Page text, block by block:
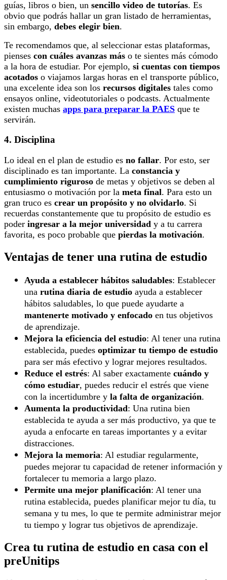
guías, libros o bien, un sencillo video de tutorías. Es
obvio que podrás hallar un gran listado de herramientas,
sin embargo, debes elegir bien.
Te recomendamos que, al seleccionar estas plataformas,
pienses con cuáles avanzas más o te sientes más cómodo
a la hora de estudiar. Por ejemplo, si cuentas con tiempos
acotados o viajamos largas horas en el transporte público,
una excelente idea son los recursos digitales tales como
ensayos online, videotutoriales o podcasts. Actualmente
existen muchas apps para preparar la PAES que te
servirán.
4. Disciplina
Lo ideal en el plan de estudio es no fallar. Por esto, ser
disciplinado es tan importante. La constancia y
cumplimiento riguroso de metas y objetivos se deben al
entusiasmo o motivación por la meta final. Para esto un
gran truco es crear un propósito y no olvidarlo. Si
recuerdas constantemente que tu propósito de estudio es
poder ingresar a la mejor universidad y a tu carrera
favorita, es poco probable que pierdas la motivación.
Ventajas de tener una rutina de estudio
Ayuda a establecer hábitos saludables: Establecer
una rutina diaria de estudio ayuda a establecer
hábitos saludables, lo que puede ayudarte a
mantenerte motivado y enfocado en tus objetivos
de aprendizaje.
Mejora la eficiencia del estudio: Al tener una rutina
establecida, puedes optimizar tu tiempo de estudio
para ser más efectivo y lograr mejores resultados.
Reduce el estrés: Al saber exactamente cuándo y
cómo estudiar, puedes reducir el estrés que viene
con la incertidumbre y la falta de organización.
Aumenta la productividad: Una rutina bien
establecida te ayuda a ser más productivo, ya que te
ayuda a enfocarte en tareas importantes y a evitar
distracciones.
Mejora la memoria: Al estudiar regularmente,
puedes mejorar tu capacidad de retener información y
fortalecer tu memoria a largo plazo.
Permite una mejor planificación: Al tener una
rutina establecida, puedes planificar mejor tu día, tu
semana y tu mes, lo que te permite administrar mejor
tu tiempo y lograr tus objetivos de aprendizaje.
Crea tu rutina de estudio en casa con el
preUnitips